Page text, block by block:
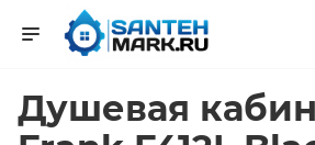
Душевая